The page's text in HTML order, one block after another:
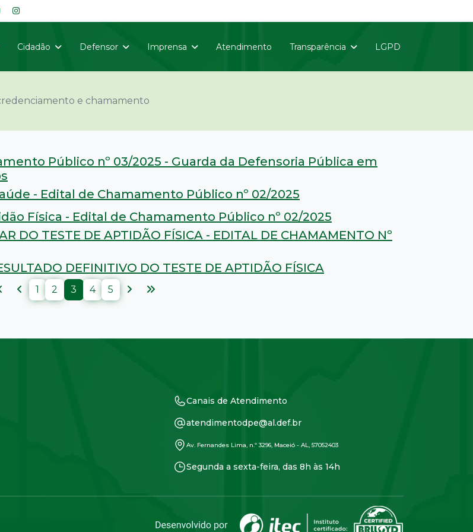
Cidadão Defensor Imprensa Atendimento Transparência LGPD
e chamamento
Público nº 03/2025 - Guarda da Defensoria Pública em
- Edital de Chamamento Público nº 02/2025
Física - Edital de Chamamento Público nº 02/2025
DO TESTE DE APTIDÃO FÍSICA - EDITAL DE CHAMAMENTO Nº
DEFINITIVO DO TESTE DE APTIDÃO FÍSICA
1 2 3 4 5
Canais de Atendimento
atendimentodpe@al.def.br
Av. Fernandes Lima, n.º 3296, Maceió - AL, 57052403
Segunda a sexta-feira, das 8h às 14h